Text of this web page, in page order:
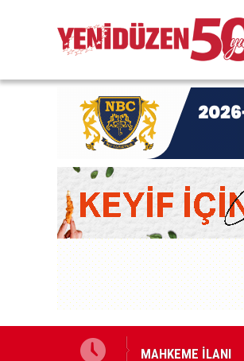
harekete geçtik MAHKEME İLANI